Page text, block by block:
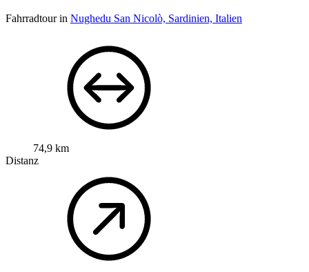
Fahrradtour in Nughedu San Nicolò, Sardinien, Italien
74,9 km
Distanz